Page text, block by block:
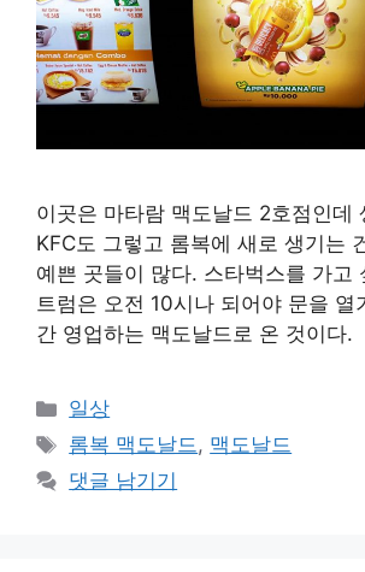
이곳은 마타람 맥도날드 2호점인데
KFC도 그렇고 롬복에 새로 생기는
예쁜 곳들이 많다. 스타벅스를 가고
트럼은 오전 10시나 되어야 문을 열
간 영업하는 맥도날드로 온 것이다.
카
테
리
일상
태
그
롬복 맥도날드, 맥도날드
댓글 남기기